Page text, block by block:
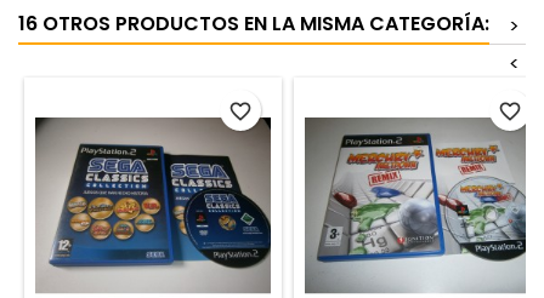
16 OTROS PRODUCTOS EN LA MISMA CATEGORÍA:
>
<
favorite_border favorite_border